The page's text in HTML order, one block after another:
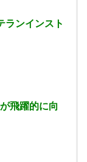
ランインスト
飛躍的に向